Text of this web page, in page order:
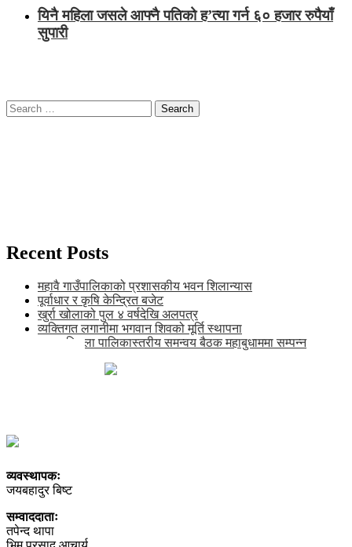
यिनै महिला जसले आफ्नै पतिको ह’त्या गर्न ६० हजार रुपैयाँ
सुपारी
Search
for:
Recent Posts
महावै गाउँपालिकाको प्रशासकीय भवन शिलान्यास
पूर्वाधार र कृषि केन्द्रित बजेट
खुर्रा खोलाको पुल ४ वर्षदेखि अलपत्र
व्यक्तिगत लगानीमा भगवान शिवको मूर्ति स्थापना
अन्तर जिल्ला पालिकास्तरीय समन्वय बैठक महाबुधाममा सम्पन्न
व्यवस्थापकः
जयबहादुर बिष्ट
सम्वाददाताः
तपेन्द थापा